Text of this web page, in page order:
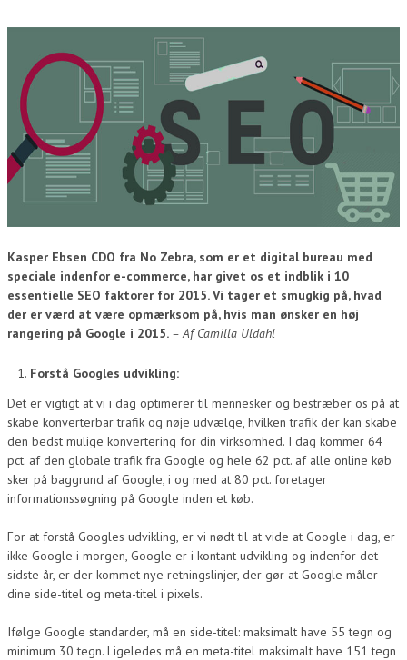
Kasper Ebsen CDO fra No Zebra, som er et digital bureau med
speciale indenfor e-commerce, har givet os et indblik i 10
essentielle SEO faktorer for 2015. Vi tager et smugkig på, hvad
der er værd at være opmærksom på, hvis man ønsker en høj
rangering på Google i 2015. – Af Camilla Uldahl
Forstå Googles udvikling:
Det er vigtigt at vi i dag optimerer til mennesker og bestræber os på at
skabe konverterbar trafik og nøje udvælge, hvilken trafik der kan skabe
den bedst mulige konvertering for din virksomhed. I dag kommer 64
pct. af den globale trafik fra Google og hele 62 pct. af alle online køb
sker på baggrund af Google, i og med at 80 pct. foretager
informationssøgning på Google inden et køb.
For at forstå Googles udvikling, er vi nødt til at vide at Google i dag, er
ikke Google i morgen, Google er i kontant udvikling og indenfor det
sidste år, er der kommet nye retningslinjer, der gør at Google måler
dine side-titel og meta-titel i pixels.
Ifølge Google standarder, må en side-titel: maksimalt have 55 tegn og
minimum 30 tegn. Ligeledes må en meta-titel maksimalt have 151 tegn